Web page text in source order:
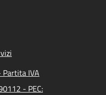
Partita IVA
- PEC: